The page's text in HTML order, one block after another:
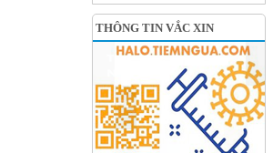
THÔNG TIN VẮC XIN